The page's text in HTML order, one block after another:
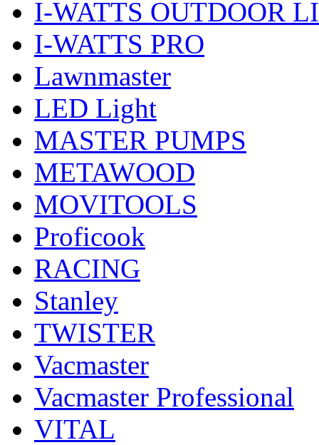
I-WATTS OUTDOOR
I-WATTS PRO
Lawnmaster
LED Light
MASTER PUMPS
METAWOOD
MOVITOOLS
Proficook
RACING
Stanley
TWISTER
Vacmaster
Vacmaster Professional
VITAL